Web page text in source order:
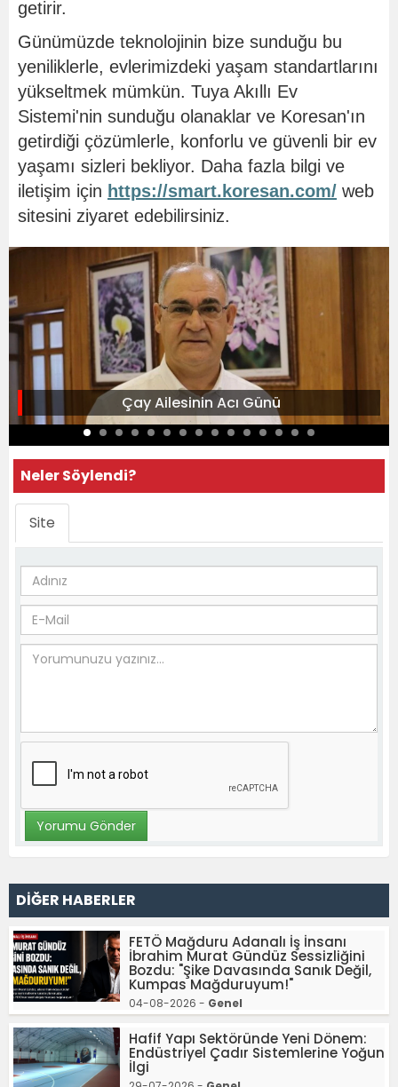
getirir.
Günümüzde teknolojinin bize sunduğu bu
yeniliklerle, evlerimizdeki yaşam standartlarını
yükseltmek mümkün. Tuya Akıllı Ev
Sistemi'nin sunduğu olanaklar ve Koresan'ın
getirdiği çözümlerle, konforlu ve güvenli bir ev
yaşamı sizleri bekliyor. Daha fazla bilgi ve
iletişim için https://smart.koresan.com/ web
sitesini ziyaret edebilirsiniz.
Çay Ailesinin Acı Günü
Neler Söylendi?
Site
DİĞER HABERLER
FETÖ Mağduru Adanalı İş İnsanı
İbrahim Murat Gündüz Sessizliğini
Bozdu: "Şike Davasında Sanık Değil,
Kumpas Mağduruyum!"
04-08-2026 - Genel
Hafif Yapı Sektöründe Yeni Dönem:
Endüstriyel Çadır Sistemlerine Yoğun
İlgi